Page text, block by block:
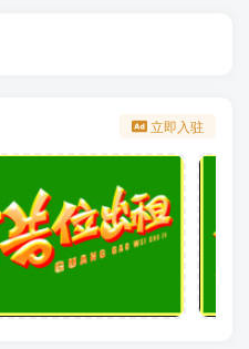
立即入驻